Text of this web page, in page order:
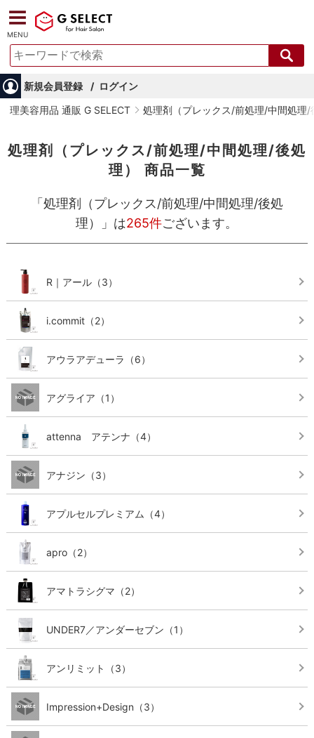
MENU
新規会員登録
ログイン
理美容用品 通販 G SELECT
処理剤（プレックス/前処理/中間処理/
処理剤（プレックス/前処理/中間処理/後処
理） 商品一覧
「処理剤（プレックス/前処理/中間処理/後処
理）」 は265件ございます。
R｜アール（3）
i.commit（2）
アウラアデューラ （6）
アグライア （1）
attenna アテンナ （4）
アナジン （3）
アプルセルプレミアム （4）
apro（2）
アマトラシグマ （2）
UNDER7／アンダーセブン （1）
アンリミット （3）
Impression+Design （3）